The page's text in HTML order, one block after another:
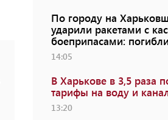
По городу на
ударили ракетами с
боеприпасами:
14:05
В Харькове в 3,5 раза
тарифы на воду и
13:20